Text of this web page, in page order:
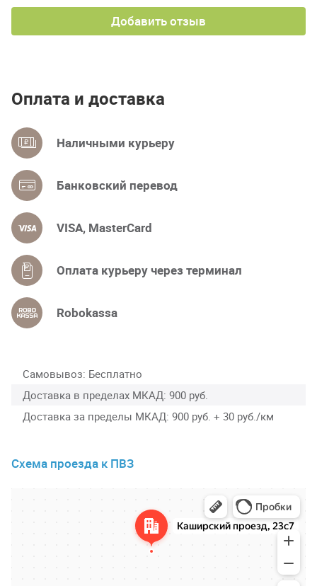
Добавить отзыв
Оплата и доставка
Наличными курьеру
Банковский перевод
VISA, MasterCard
Оплата курьеру через терминал
Robokassa
Самовывоз Бесплатно
Доставка в пределах МКАД 900 руб.
Доставка за пределы МКАД 900 руб. + 30 руб./км
Схема проезда к ПВЗ